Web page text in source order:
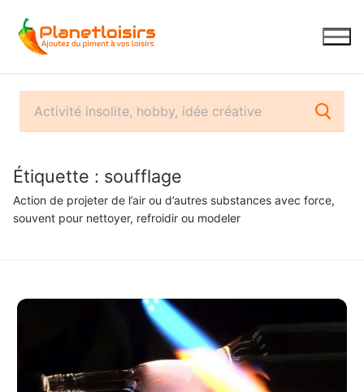
contenu
Étiquette : soufflage
Action de projeter de l’air ou d’autres substances avec force,
souvent pour nettoyer, refroidir ou modeler